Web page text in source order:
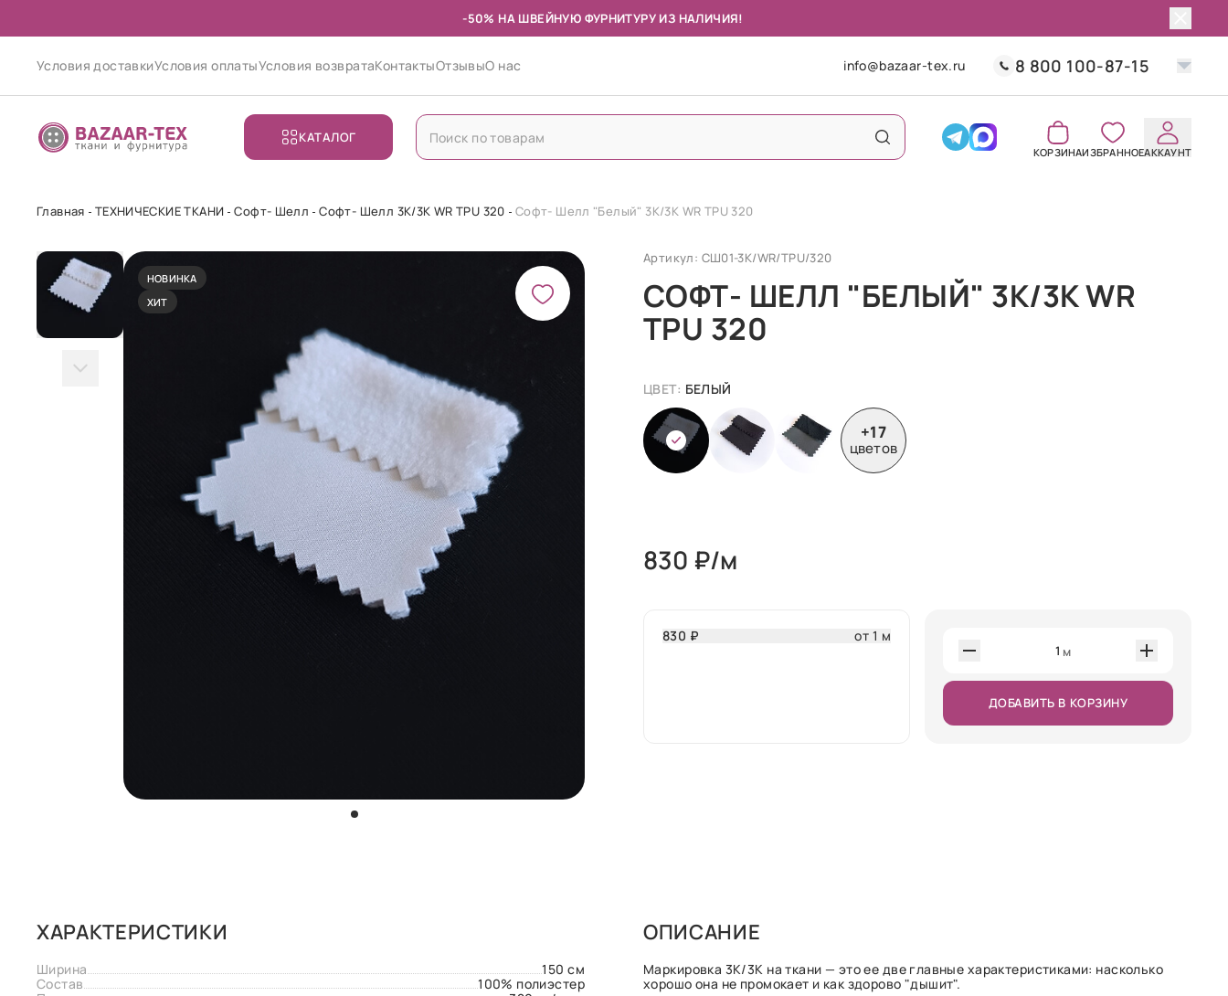
-50% НА ШВЕЙНУЮ ФУРНИТУРУ ИЗ НАЛИЧИЯ!
Условия доставкиУсловия оплатыУсловия возвратаКонтактыОтзывыО нас info@bazaar-tex.ru 8 800 100-87-15
КАТАЛОГ
КОРЗИНАИЗБРАННОЕАККАУНТ
Главная ТЕХНИЧЕСКИЕ ТКАНИ Софт- Шелл Софт- Шелл 3K/3K WR TPU 320 Софт- Шелл "Белый" 3K/3K WR TPU 320
НОВИНКА
ХИТ
Артикул: СШ01-3K/WR/TPU/320
СОФТ- ШЕЛЛ "БЕЛЫЙ" 3K/3K WR
TPU 320
ЦВЕТ: БЕЛЫЙ
+17
цветов
830 ₽/м
830 ₽ от 1 м
1 м
ДОБАВИТЬ В КОРЗИНУ
ХАРАКТЕРИСТИКИ
Ширина
150 см
Состав
100% полиэстер
ОПИСАНИЕ
Маркировка 3К/3К на ткани — это ее две главные характеристиками: насколько
хорошо она не промокает и как здорово "дышит".